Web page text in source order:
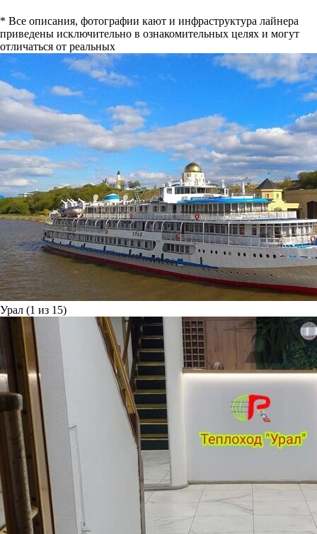
* Все описания, фотографии кают и инфраструктура лайнера
приведены исключительно в ознакомительных целях и могут
отличаться от реальных
Урал (1 из 15)